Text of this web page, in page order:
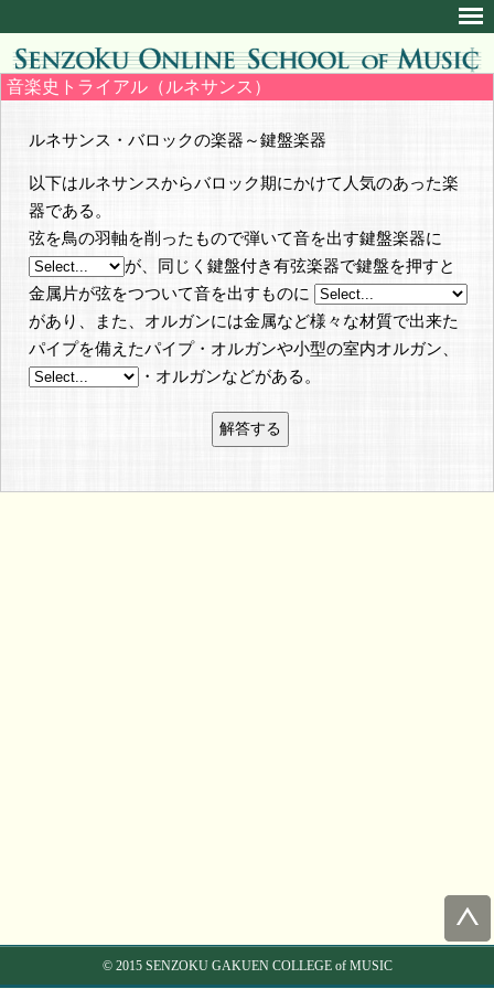
音楽史トライアル（ルネサンス）
ルネサンス・バロックの楽器～鍵盤楽器
以下はルネサンスからバロック期にかけて人気のあった楽
器である。
弦を鳥の羽軸を削ったもので弾いて音を出す鍵盤楽器に
が、同じく鍵盤付き有弦楽器で鍵盤を押すと
金属片が弦をつついて音を出すものに
があり、また、オルガンには金属など様々な材質で出来た
パイプを備えたパイプ・オルガンや小型の室内オルガン、
・オルガンなどがある。
© 2015 SENZOKU GAKUEN COLLEGE of MUSIC